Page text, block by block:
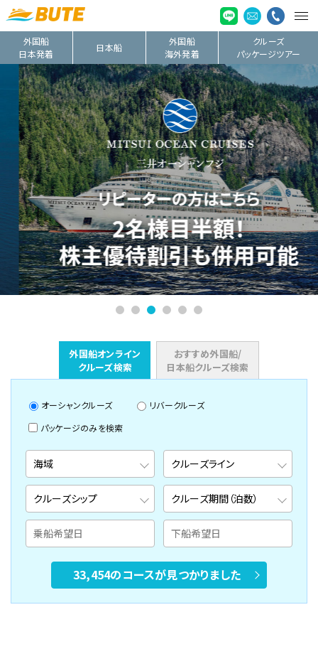
外国船
日本発着
日本船
外国船
海外発着
クルーズ
パッケージツアー
外国船オンライン
クルーズ検索
おすすめ外国船/
日本船クルーズ検索
オーシャンクルーズ
リバークルーズ
パッケージのみを検索
33,454のコースが見つかりました